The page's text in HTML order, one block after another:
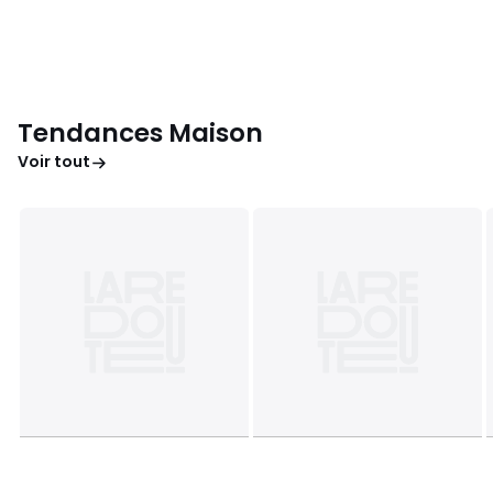
Tendances Maison
Voir tout